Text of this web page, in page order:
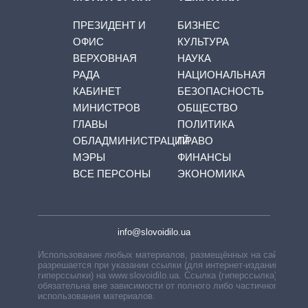
ПРЕЗИДЕНТ И
ОФИС
ВЕРХОВНАЯ
РАДА
КАБИНЕТ
МИНИСТРОВ
ГЛАВЫ
ОБЛАДМИНИСТРАЦИЙ
МЭРЫ
ВСЕ ПЕРСОНЫ
БИЗНЕС
КУЛЬТУРА
НАУКА
НАЦИОНАЛЬНАЯ
БЕЗОПАСНОСТЬ
ОБЩЕСТВО
ПОЛИТИКА
ПРАВО
ФИНАНСЫ
ЭКОНОМИКА
info@slovoidilo.ua
Использование любых материалов, размещённых на сайте,
разрешается при указании ссылки (для интернет-изданий —
гиперссылки) на www.slovoidilo.ua. Ссылка (гиперссылка)
обязательна вне зависимости от полного либо частичного
использования материалов.